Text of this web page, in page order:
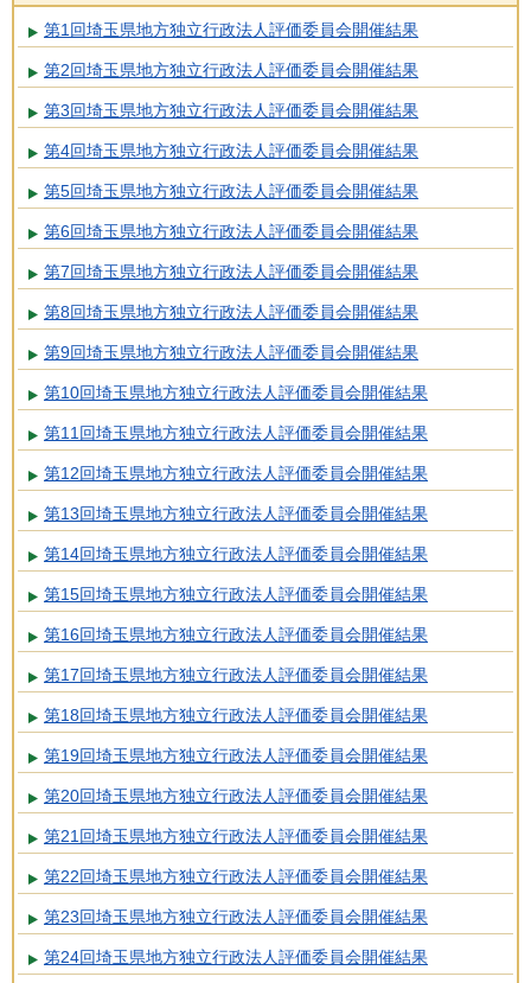
第1回埼玉県地方独立行政法人評価委員会開催結果
第2回埼玉県地方独立行政法人評価委員会開催結果
第3回埼玉県地方独立行政法人評価委員会開催結果
第4回埼玉県地方独立行政法人評価委員会開催結果
第5回埼玉県地方独立行政法人評価委員会開催結果
第6回埼玉県地方独立行政法人評価委員会開催結果
第7回埼玉県地方独立行政法人評価委員会開催結果
第8回埼玉県地方独立行政法人評価委員会開催結果
第9回埼玉県地方独立行政法人評価委員会開催結果
第10回埼玉県地方独立行政法人評価委員会開催結果
第11回埼玉県地方独立行政法人評価委員会開催結果
第12回埼玉県地方独立行政法人評価委員会開催結果
第13回埼玉県地方独立行政法人評価委員会開催結果
第14回埼玉県地方独立行政法人評価委員会開催結果
第15回埼玉県地方独立行政法人評価委員会開催結果
第16回埼玉県地方独立行政法人評価委員会開催結果
第17回埼玉県地方独立行政法人評価委員会開催結果
第18回埼玉県地方独立行政法人評価委員会開催結果
第19回埼玉県地方独立行政法人評価委員会開催結果
第20回埼玉県地方独立行政法人評価委員会開催結果
第21回埼玉県地方独立行政法人評価委員会開催結果
第22回埼玉県地方独立行政法人評価委員会開催結果
第23回埼玉県地方独立行政法人評価委員会開催結果
第24回埼玉県地方独立行政法人評価委員会開催結果